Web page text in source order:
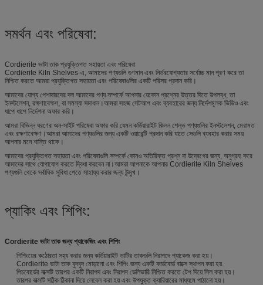
সমর্থন এবং পরিষেবা:
Cordierite ভাটা তাক প্রযুক্তিগত সহায়তা এবং পরিষেবা
Cordierite Kiln Shelves-এ, আমাদের পণ্যগুলি গুণমান এবং নির্ভরযোগ্যতার সর্বোচ্চ মান পূরণ করে তা
নিশ্চিত করতে আমরা প্রযুক্তিগত সহায়তা এবং পরিষেবাগুলির একটি পরিসর প্রদান করি।
আমাদের যোগ্য পেশাদারদের দল আমাদের পণ্য সম্পর্কে আপনার যেকোন প্রশ্নের উত্তর দিতে উপলব্ধ, তা
ইনস্টলেশন, রক্ষণাবেক্ষণ, বা সমস্যা সমাধান।আমরা সহজ সেটআপ এবং ব্যবহারের জন্য নির্দেশমূলক ভিডিও এবং
ধাপে ধাপে নির্দেশনা অফার করি।
আমরা বিভিন্ন ধরণের অন-সাইট পরিষেবা অফার করি যেমন কর্ডিয়ারাইট কিলন শেল্ভ পণ্যগুলির ইনস্টলেশন, মেরামত
এবং রক্ষণাবেক্ষণ।আমরা আমাদের পণ্যগুলির জন্য একটি ওয়ারেন্টি প্রদান করি যাতে সেগুলি ব্যবহার করার সময়
আপনার মনে শান্তি থাকে।
আমাদের প্রযুক্তিগত সহায়তা এবং পরিষেবাগুলি সম্পর্কে কোনও অতিরিক্ত প্রশ্ন বা উদ্বেগের জন্য, অনুগ্রহ করে
আমাদের সাথে যোগাযোগ করতে দ্বিধা করবেন না।আমরা আপনাকে আপনার Cordierite Kiln Shelves
পণ্যগুলি থেকে সর্বাধিক সুবিধা পেতে সাহায্য করার জন্য উন্মুখ।
প্যাকিং এবং শিপিং:
Cordierite ভাটা তাক জন্য প্যাকেজিং এবং শিপিং
শিপিংয়ের কঠোরতা সহ্য করার জন্য কর্ডিয়ারাইট ভাটির তাকগুলি নিরাপদে প্যাকেজ করা হয়।
Cordierite ভাটা তাক বুদবুদ মোড়ানো এবং শিপিং জন্য একটি কার্ডবোর্ড বাক্সে স্থাপন করা হয়.
পিচবোর্ডের বাক্সটি তারপর একটি নিরাপদ এবং নিরাপদ ডেলিভারি নিশ্চিত করতে টেপ দিয়ে সিল করা হয়।
তারপর বাক্সটি সঠিক ঠিকানা দিয়ে লেবেল করা হয় এবং উপযুক্ত ক্যারিয়ারের মাধ্যমে পাঠানো হয়।